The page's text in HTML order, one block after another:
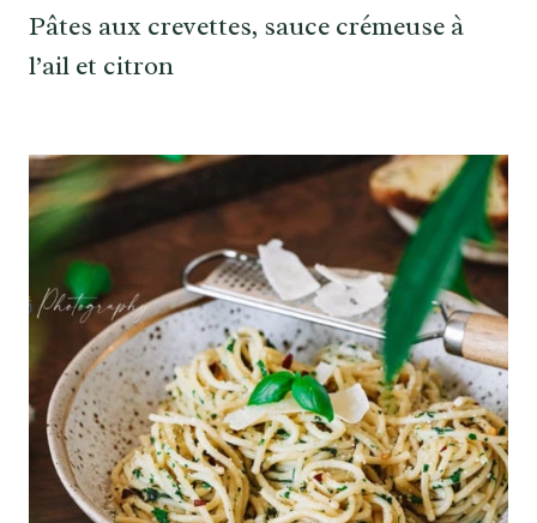
Pâtes aux crevettes, sauce crémeuse à
l’ail et citron